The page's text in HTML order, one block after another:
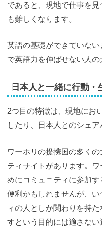
であると、現地で仕事を
も難しくなります。
英語の基礎ができていな
で英語力を伸ばせない人の
日本人と一緒に行動・
2つ目の特徴は、現地にお
したり、日本人とのシェア
ワーホリの提携国の多く
ティサイトがあります。
めにコミュニティに参加
便利かもしれませんが、
ィの人としか関わりを持
すという目的には適さない